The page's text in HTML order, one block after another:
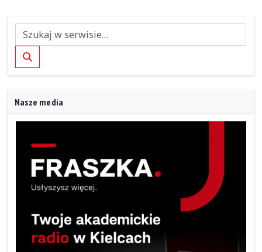
Szukaj
Nasze media